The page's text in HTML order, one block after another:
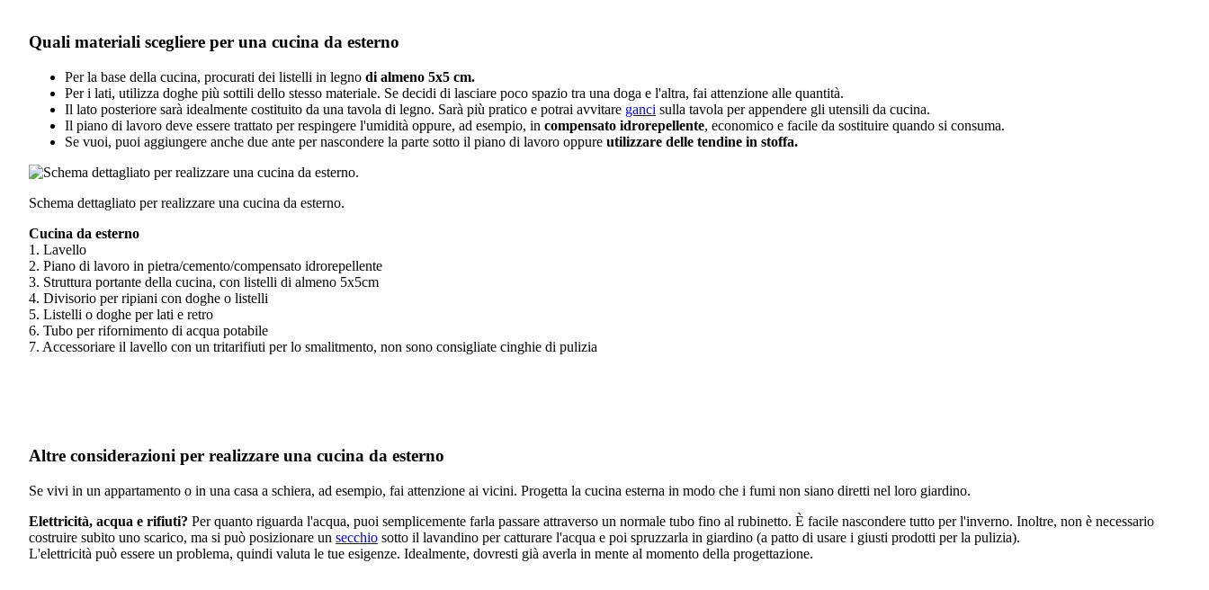
Quali materiali scegliere per una cucina da esterno
Per la base della cucina, procurati dei listelli in legno di almeno 5x5 cm.
Per i lati, utilizza doghe più sottili dello stesso materiale. Se decidi di lasciare poco spazio tra una doga e l'altra, fai attenzione alle quantità.
Il lato posteriore sarà idealmente costituito da una tavola di legno. Sarà più pratico e potrai avvitare ganci sulla tavola per appendere gli utensili da cucina.
Il piano di lavoro deve essere trattato per respingere l'umidità oppure, ad esempio, in compensato idrorepellente, economico e facile da sostituire quando si consuma.
Se vuoi, puoi aggiungere anche due ante per nascondere la parte sotto il piano di lavoro oppure utilizzare delle tendine in stoffa.
Schema dettagliato per realizzare una cucina da esterno.
Cucina da esterno
1. Lavello
2. Piano di lavoro in pietra/cemento/compensato idrorepellente
3. Struttura portante della cucina, con listelli di almeno 5x5cm
4. Divisorio per ripiani con doghe o listelli
5. Listelli o doghe per lati e retro
6. Tubo per rifornimento di acqua potabile
7. Accessoriare il lavello con un tritarifiuti per lo smalitmento, non sono consigliate cinghie di pulizia
Altre considerazioni per realizzare una cucina da esterno
Se vivi in un appartamento o in una casa a schiera, ad esempio, fai attenzione ai vicini. Progetta la cucina esterna in modo che i fumi non siano diretti nel loro giardino.
Elettricità, acqua e rifiuti? Per quanto riguarda l'acqua, puoi semplicemente farla passare attraverso un normale tubo fino al rubinetto. È facile nascondere tutto per l'inverno. Inoltre, non è necessario
costruire subito uno scarico, ma si può posizionare un secchio sotto il lavandino per catturare l'acqua e poi spruzzarla in giardino (a patto di usare i giusti prodotti per la pulizia).
L'elettricità può essere un problema, quindi valuta le tue esigenze. Idealmente, dovresti già averla in mente al momento della progettazione.